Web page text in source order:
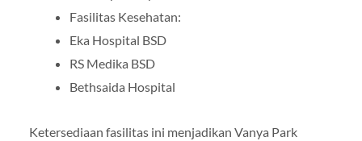
Fasilitas Kesehatan:
Eka Hospital BSD
RS Medika BSD
Bethsaida Hospital
Ketersediaan fasilitas ini menjadikan Vanya Park